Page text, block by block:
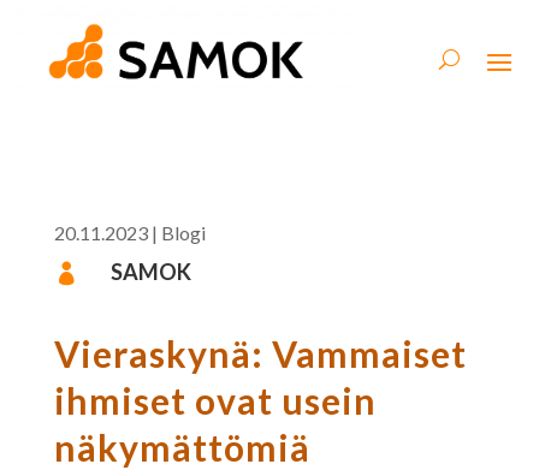
20.11.2023| Blogi
 SAMOK
Vieraskynä: Vammaiset
ihmiset ovat usein
näkymättömiä